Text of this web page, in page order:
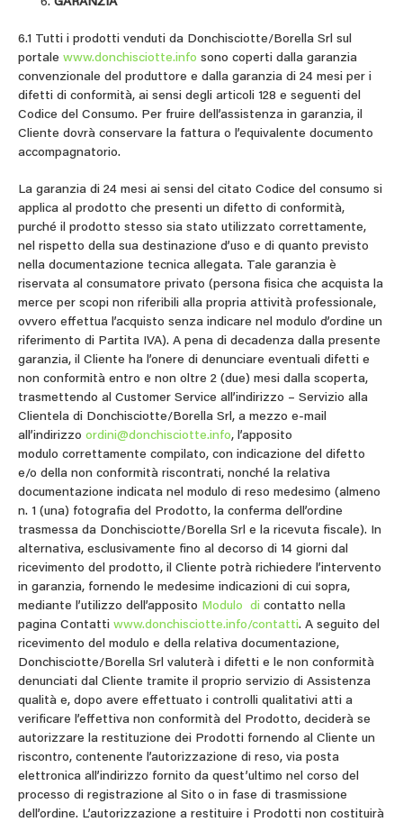
GARANZIA
6.1 Tutti i prodotti venduti da Donchisciotte/Borella Srl sul
portale www.donchisciotte.info sono coperti dalla garanzia
convenzionale del produttore e dalla garanzia di 24 mesi per i
difetti di conformità, ai sensi degli articoli 128 e seguenti del
Codice del Consumo. Per fruire dell’assistenza in garanzia, il
Cliente dovrà conservare la fattura o l’equivalente documento
accompagnatorio.
La garanzia di 24 mesi ai sensi del citato Codice del consumo si
applica al prodotto che presenti un difetto di conformità,
purché il prodotto stesso sia stato utilizzato correttamente,
nel rispetto della sua destinazione d’uso e di quanto previsto
nella documentazione tecnica allegata. Tale garanzia è
riservata al consumatore privato (persona fisica che acquista la
merce per scopi non riferibili alla propria attività professionale,
ovvero effettua l’acquisto senza indicare nel modulo d’ordine un
riferimento di Partita IVA). A pena di decadenza dalla presente
garanzia, il Cliente ha l’onere di denunciare eventuali difetti e
non conformità entro e non oltre 2 (due) mesi dalla scoperta,
trasmettendo al Customer Service all’indirizzo – Servizio alla
Clientela di Donchisciotte/Borella Srl, a mezzo e-mail
all’indirizzo ordini@donchisciotte.info, l’apposito
modulo correttamente compilato, con indicazione del difetto
e/o della non conformità riscontrati, nonché la relativa
documentazione indicata nel modulo di reso medesimo (almeno
n. 1 (una) fotografia del Prodotto, la conferma dell’ordine
trasmessa da Donchisciotte/Borella Srl e la ricevuta fiscale). In
alternativa, esclusivamente fino al decorso di 14 giorni dal
ricevimento del prodotto, il Cliente potrà richiedere l’intervento
in garanzia, fornendo le medesime indicazioni di cui sopra,
mediante l’utilizzo dell’apposito Modulo di contatto nella
pagina Contatti www.donchisciotte.info/contatti. A seguito del
ricevimento del modulo e della relativa documentazione,
Donchisciotte/Borella Srl valuterà i difetti e le non conformità
denunciati dal Cliente tramite il proprio servizio di Assistenza
qualità e, dopo avere effettuato i controlli qualitativi atti a
verificare l’effettiva non conformità del Prodotto, deciderà se
autorizzare la restituzione dei Prodotti fornendo al Cliente un
riscontro, contenente l’autorizzazione di reso, via posta
elettronica all’indirizzo fornito da quest’ultimo nel corso del
processo di registrazione al Sito o in fase di trasmissione
dell’ordine. L’autorizzazione a restituire i Prodotti non costituirà